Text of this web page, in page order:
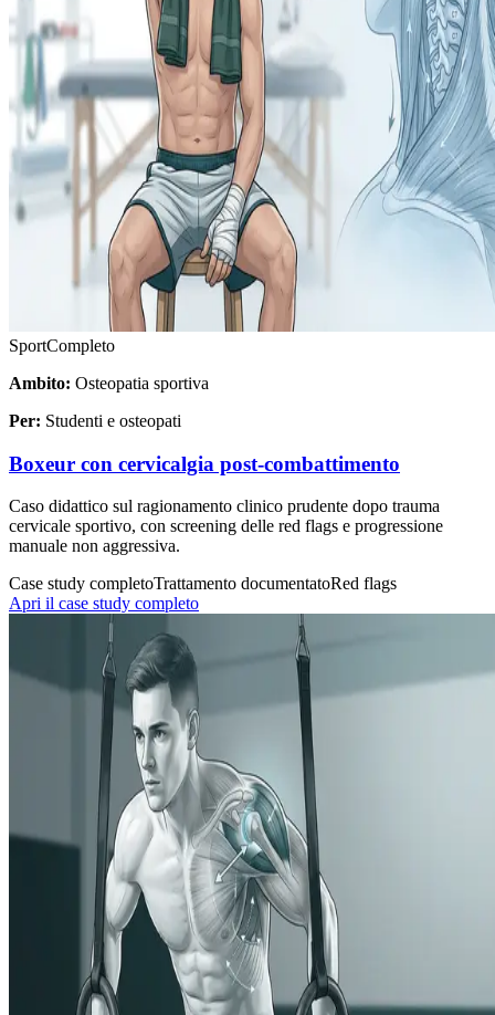
SportCompleto
Ambito: Osteopatia sportiva
Per: Studenti e osteopati
Boxeur con cervicalgia post-combattimento
Caso didattico sul ragionamento clinico prudente dopo trauma
cervicale sportivo, con screening delle red flags e progressione
manuale non aggressiva.
Case study completoTrattamento documentatoRed flags
Apri il case study completo